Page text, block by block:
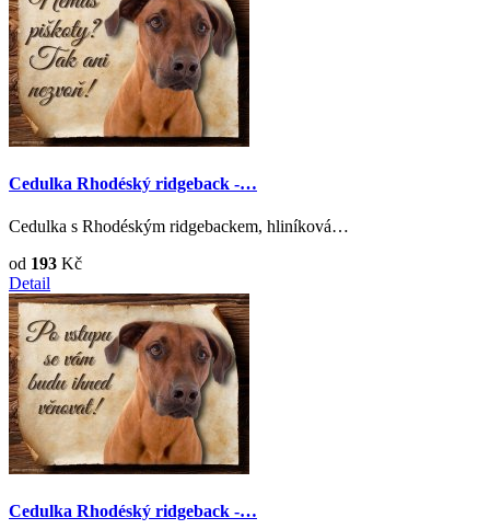
Cedulka Rhodéský ridgeback -…
Cedulka s Rhodéským ridgebackem, hliníková…
od 193 Kč
Detail
Cedulka Rhodéský ridgeback -…